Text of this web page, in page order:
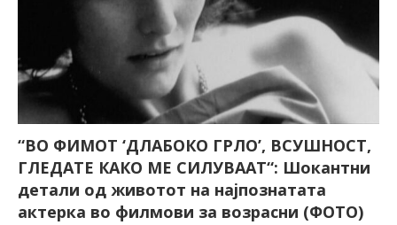
“ВО ФИМОТ ‘ДЛАБОКО ГРЛО’, ВСУШНОСТ,
ГЛЕДАТЕ КАКО МЕ СИЛУВААТ“: Шокантни
детали од животот на најпознатата
актерка во филмови за возрасни (ФОТО)